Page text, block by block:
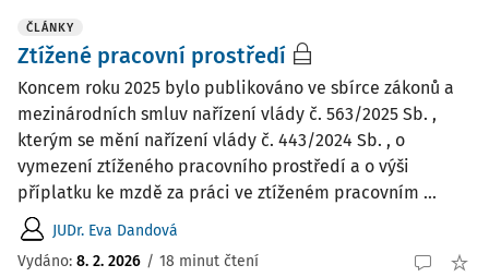
ČLÁNKY
Ztížené pracovní prostředí
Koncem roku 2025 bylo publikováno ve sbírce zákonů a
mezinárodních smluv nařízení vlády č. 563/2025 Sb. ,
kterým se mění nařízení vlády č. 443/2024 Sb. , o
vymezení ztíženého pracovního prostředí a o výši
příplatku ke mzdě za práci ve ztíženém pracovním ...
JUDr. Eva Dandová
Vydáno: 8. 2. 2026 / 18 minut čtení